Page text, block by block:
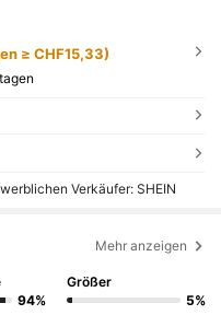
≥ CHF15,33)
Verkäufer: SHEIN
Mehr anzeigen
94%
Größer
5%